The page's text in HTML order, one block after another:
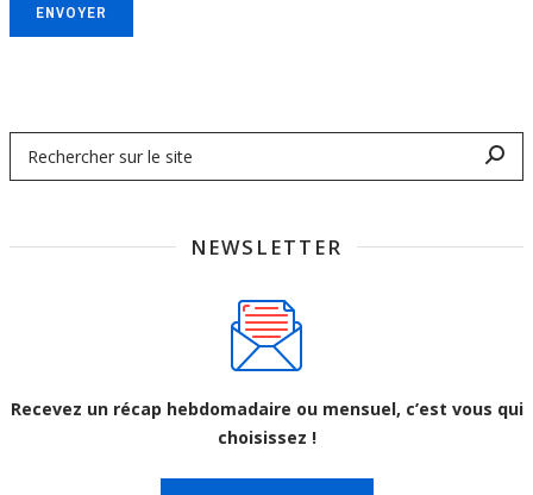
ENVOYER
NEWSLETTER
Recevez un récap hebdomadaire ou mensuel, c’est vous qui
choisissez !